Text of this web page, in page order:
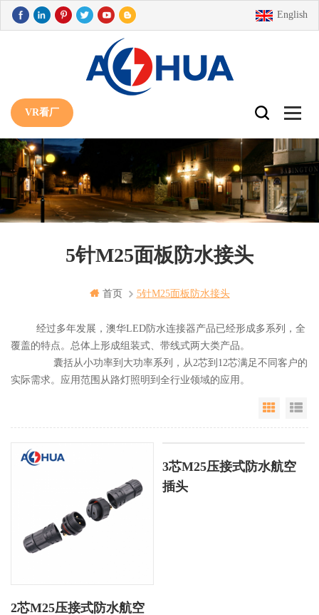
English
VR看厂
5针M25面板防水接头
首页 5针m25面板防水接头
经过多年发展，澳华LED防水连接器产品已经形成多系列，全
覆盖的特点。总体上形成组装式、带线式两大类产品。
囊括从小功率到大功率系列，从2芯到12芯满足不同客户的
实际需求。应用范围从路灯照明到全行业领域的应用。
Grid
2芯M25压接式防水航空
3芯M25压接式防水航空
插头